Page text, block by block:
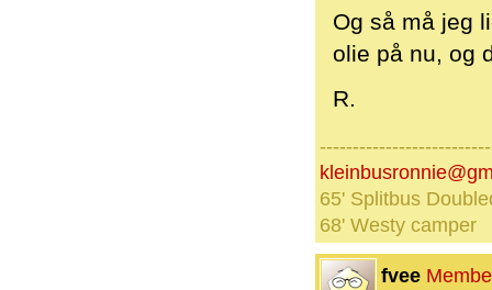
Og så må jeg
olie på nu, og
R.
65' Splitbus
68' Westy camper
fvee